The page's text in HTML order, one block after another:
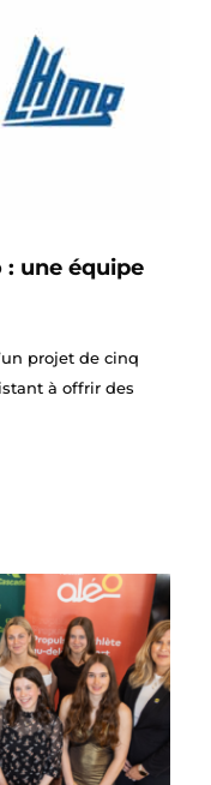
une équipe
projet de cinq
à offrir des